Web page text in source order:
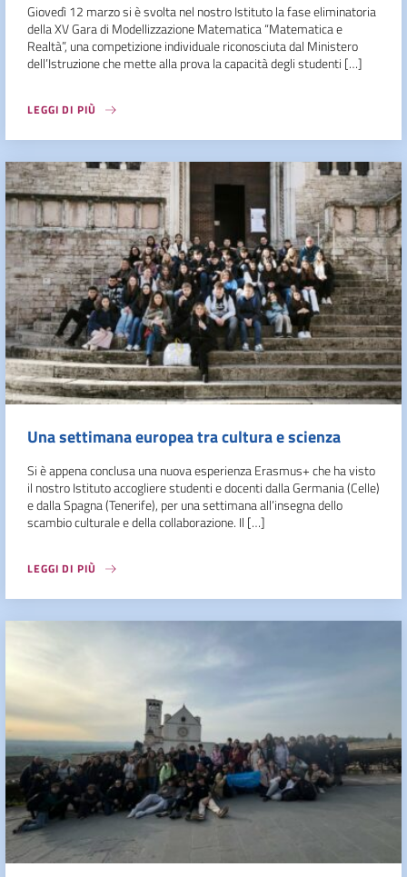
Giovedì 12 marzo si è svolta nel nostro Istituto la fase eliminatoria
della XV Gara di Modellizzazione Matematica “Matematica e
Realtà”, una competizione individuale riconosciuta dal Ministero
dell’Istruzione che mette alla prova la capacità degli studenti […]
LEGGI DI PIÙ
Una settimana europea tra cultura e scienza
Si è appena conclusa una nuova esperienza Erasmus+ che ha visto
il nostro Istituto accogliere studenti e docenti dalla Germania (Celle)
e dalla Spagna (Tenerife), per una settimana all’insegna dello
scambio culturale e della collaborazione. Il […]
LEGGI DI PIÙ